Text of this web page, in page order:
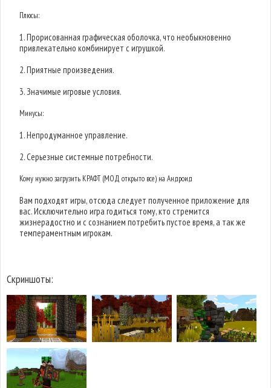
Плюсы:
1. Прорисованная графическая оболочка, что необыкновенно
привлекательно комбинирует с игрушкой.
2. Приятные произведения.
3. Значимые игровые условия.
Минусы:
1. Непродуманное управление.
2. Серьезные системные потребности.
Кому нужно загрузить КРАФТ (МОД открыто все) на Андроид
Вам подходят игры, отсюда следует полученное приложение для
вас. Исключительно игра годиться тому, кто стремится
жизнерадостно и с сознанием потребить пустое время, а так же
темпераментным игрокам.
Скриншоты: